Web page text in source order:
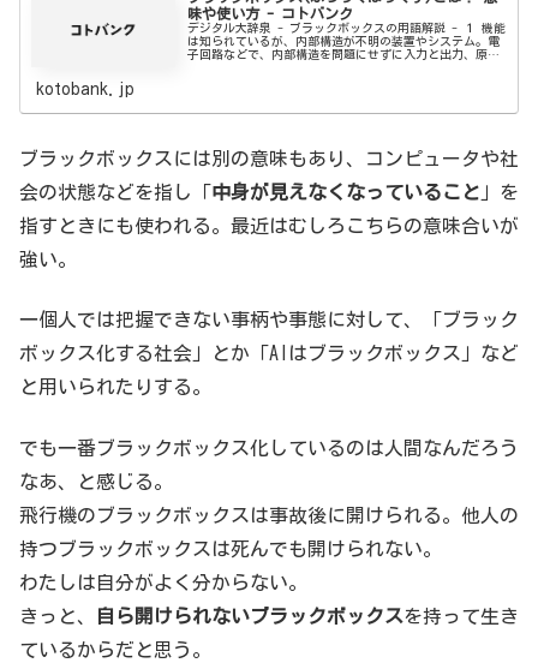
味や使い方 - コトバンク
デジタル大辞泉 - ブラックボックスの用語解説 - １ 機能
は知られているが、内部構造が不明の装置やシステム。電
子回路などで、内部構造を問題にせずに入力と出力、原因
kotobank.jp
ブラックボックスには別の意味もあり、コンピュータや社
会の状態などを指し「中身が見えなくなっていること 」を
指すときにも使われる。最近はむしろこちらの意味合いが
強い。
一個人では把握できない事柄や事態に対して、「ブラック
ボックス化する社会」とか「AIはブラックボックス」など
と用いられたりする。
でも一番ブラックボックス化しているのは人間なんだろう
なあ、と感じる。
飛行機のブラックボックスは事故後に開けられる。他人の
持つブラックボックスは死んでも開けられない。
わたしは自分がよく分からない。
きっと、
自ら開けられないブラックボックスを持って生き
ているからだと思う。